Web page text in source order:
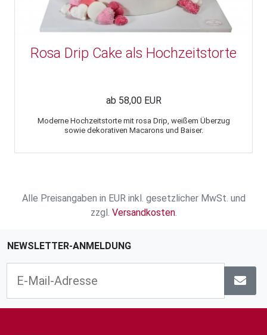
Rosa Drip Cake als Hochzeitstorte
ab 58,00 EUR
Moderne Hochzeitstorte mit rosa Drip, weißem Überzug
sowie dekorativen Macarons und Baiser.
Alle Preisangaben in EUR inkl. gesetzlicher MwSt. und
zzgl. Versandkosten.
NEWSLETTER-ANMELDUNG